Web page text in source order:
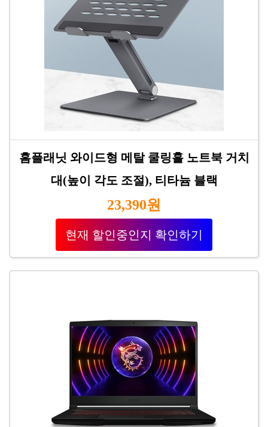
홈플래닛 와이드형 메탈 쿨링홀 노트북 거치
대(높이 각도 조절), 티타늄 블랙
23,390원
현재 할인중인지 확인하기